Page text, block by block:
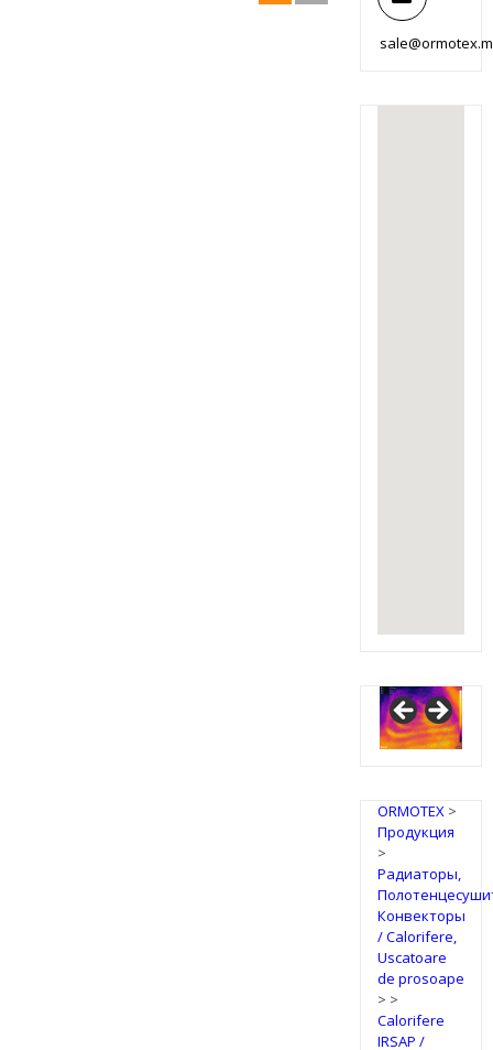
IRSAP
Design
Radiators
ORMOTEX>
Продукция
>
Радиаторы,
Конвекторы
/ Calorifere,
Uscatoare
de prosoape
> >
Calorifere
IRSAP /